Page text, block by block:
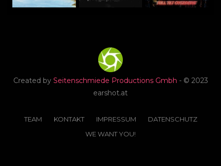
Created by Seitenschmiede Productions Gmbh - © 2023
earshot.at
TEAM KONTAKT IMPRESSUM
DATENSCHUTZ
WE WANT YOU!